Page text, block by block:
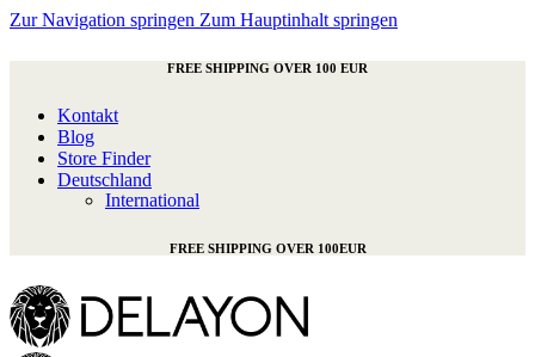
Zur Navigation springen Zum Hauptinhalt springen
FREE SHIPPING OVER 100 EUR
Kontakt
Blog
Store Finder
Deutschland
International
FREE SHIPPING OVER 100EUR